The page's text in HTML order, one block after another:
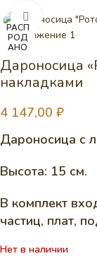
РАСП
РОД
АНО
Нажмите,
Дароносица
накладками
4 147,00 ₽
Дароносица с
Высота: 15 см.
В комплект
частиц, плат,
Нет в наличии